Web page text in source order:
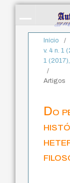
Início /
v. 4 n. 1
1
/
Artigos
Do